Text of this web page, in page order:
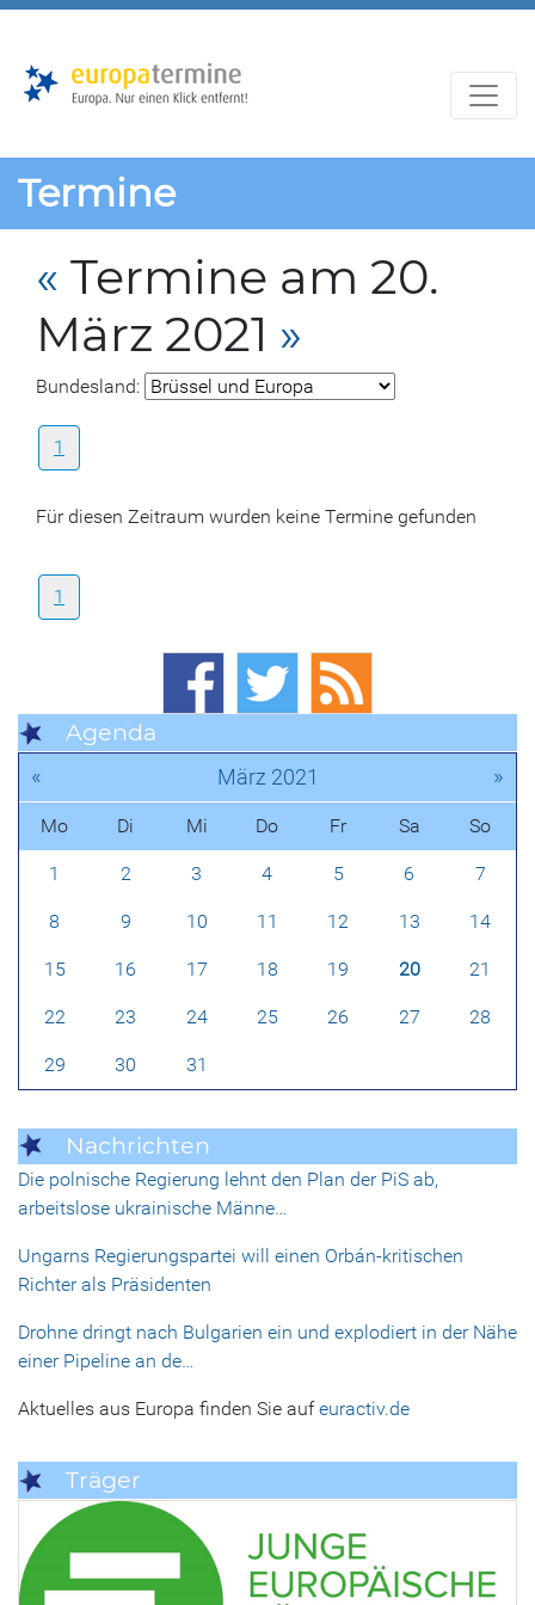
Termine
« Termine am 20.
März 2021 »
Bundesland:
1
Für diesen Zeitraum wurden keine Termine gefunden
1
Agenda
« März 2021 »
Mo Di Mi Do Fr Sa So
1 2 3 4 5 6 7
8 9 10 11 12 13 14
15 16 17 18 19 20 21
22 23 24 25 26 27 28
29 30 31
Nachrichten
Die polnische Regierung lehnt den Plan der PiS ab,
arbeitslose ukrainische Männe…
Ungarns Regierungspartei will einen Orbán-kritischen
Richter als Präsidenten
Drohne dringt nach Bulgarien ein und explodiert in der Nähe
einer Pipeline an de…
Aktuelles aus Europa finden Sie aufeuractiv.de
Träger